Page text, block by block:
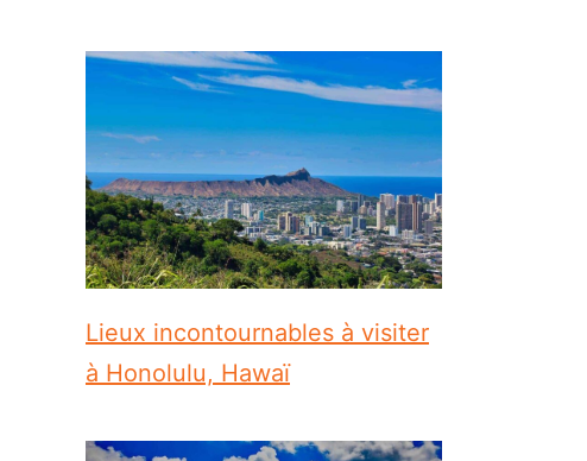
Lieux incontournables à visiter
à Honolulu, Hawaï